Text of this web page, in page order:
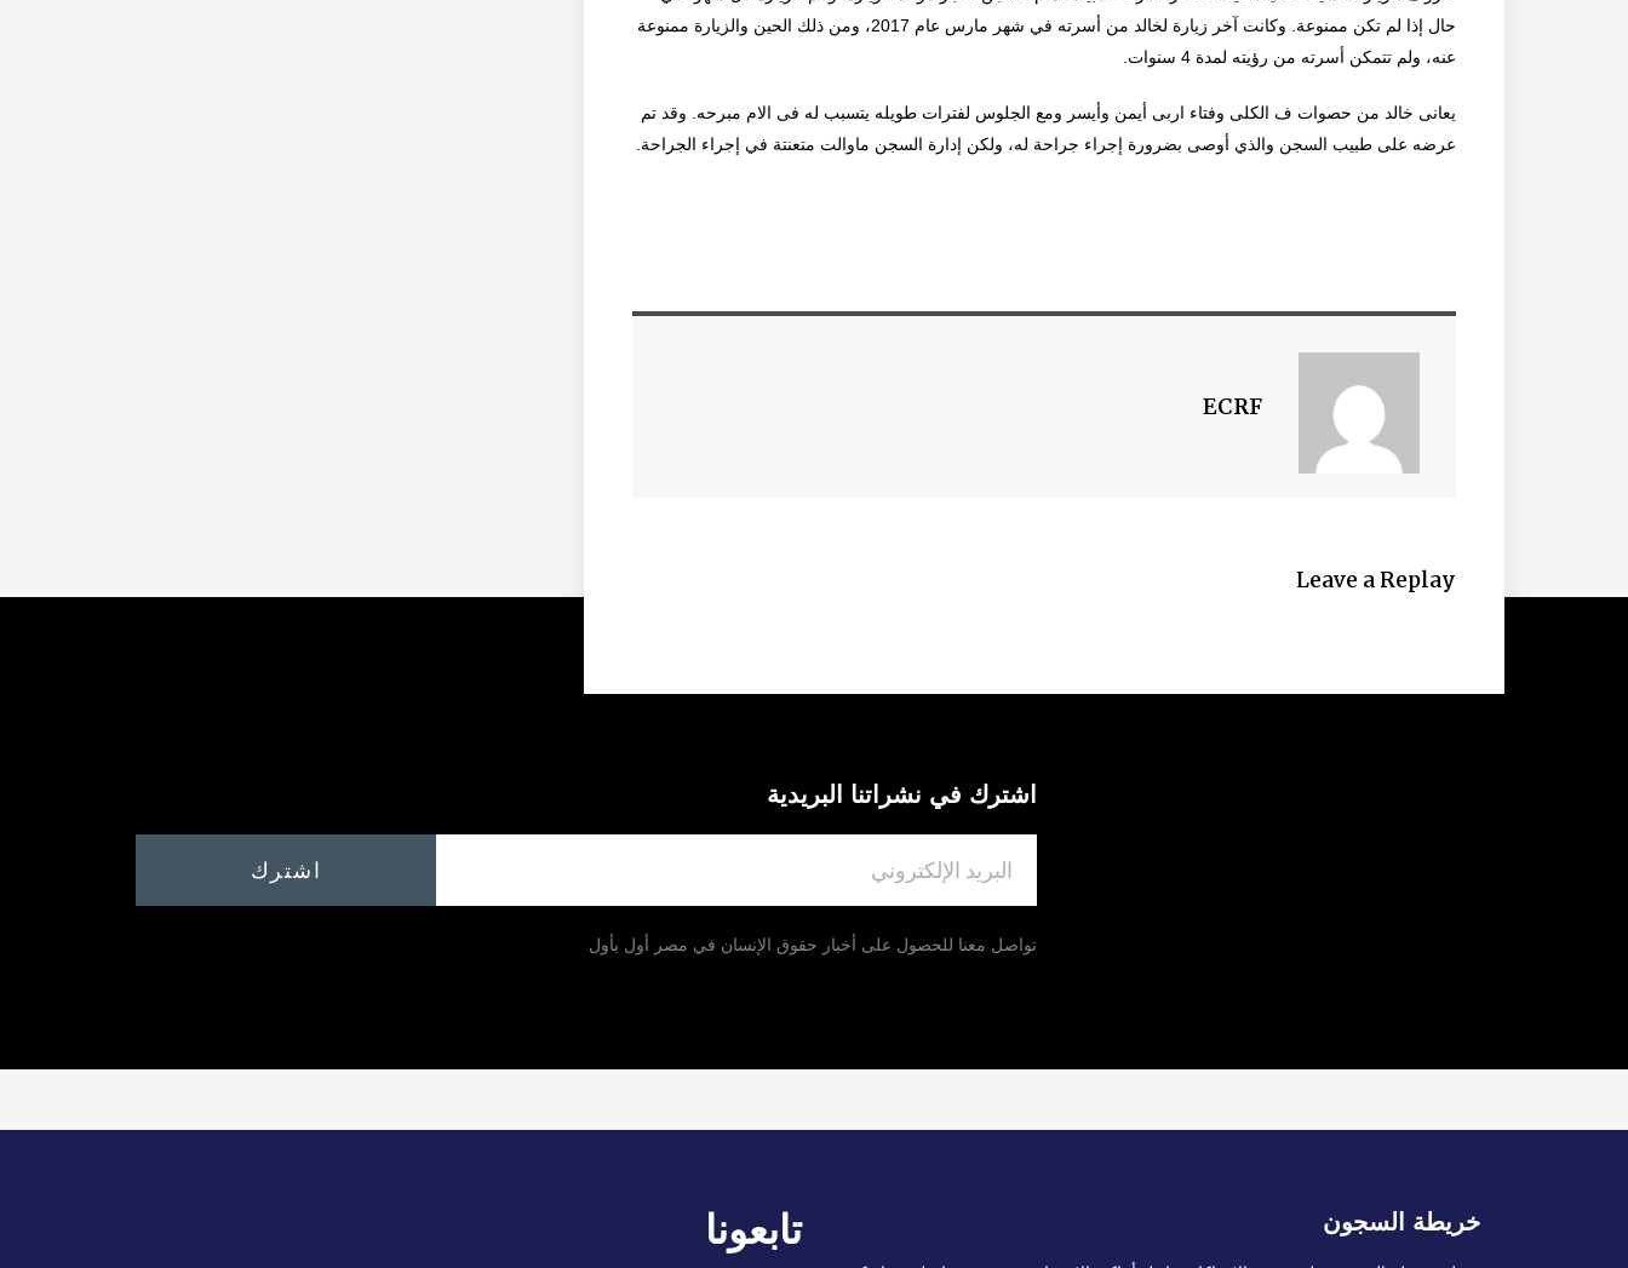
حال إذا لم تكن ممنوعة. وكانت آخر زيارة لخالد من أسرته في شهر مارس عام 2017، ومن ذلك الحين والزيارة ممنوعة
عنه، ولم تتمكن أسرته من رؤيته لمدة 4 سنوات.
يعانى خالد من حصوات ف الكلى وفتاء اربى أيمن وأيسر ومع الجلوس لفترات طويله يتسبب له فى الام مبرحه. وقد تم
عرضه على طبيب السجن والذي أوصى بضرورة إجراء جراحة له، ولكن إدارة السجن ماوالت متعنتة في إجراء الجراحة.
ECRF
Leave a Replay
اشترك في نشراتنا البريدية
اشترك
تواصل معنا للحصول على أخبار حقوق الإنسان في مصر أول بأول
خريطة السجون تابعونا